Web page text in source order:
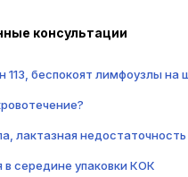
консультации
113, беспокоят лимфоузлы на
лактазная недостаточность
середине упаковки КОК